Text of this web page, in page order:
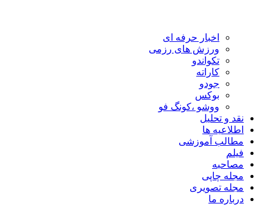
اخبار حرفه ای
ورزش های رزمی
تکواندو
کاراته
جودو
بوکس
ووشو ،کونگ فو
نقد و تحلیل
اطلاعیه ها
مطالب آموزشی
فیلم
مصاحبه
مجله چاپی
مجله تصویری
درباره ما